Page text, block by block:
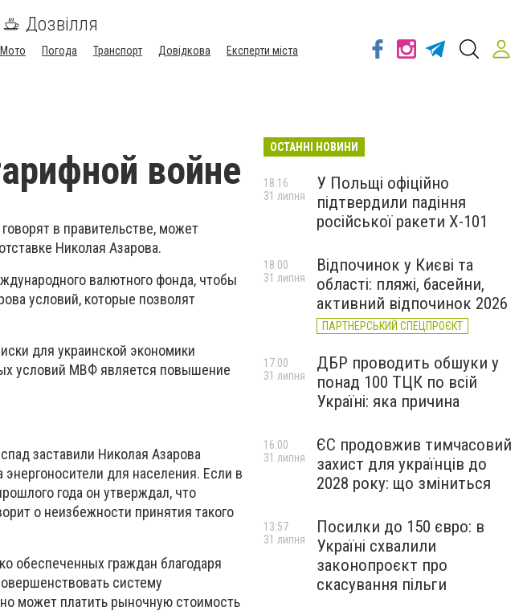
Дозвілля
Погода Транспорт Довідкова
Експерти міста
войне
в правительстве, может
Николая Азарова.
валютного фонда, чтобы
условий, которые позволят
для украинской экономики
условий МВФ является повышение
заставили Николая Азарова
для населения. Если в
года он утверждал, что
о неизбежности принятия такого
обеспеченных граждан благодаря
систему
может платить рыночную стоимость
ОСТАННІ НОВИНИ
У Польщі офіційно
підтвердили падіння
російської ракети Х-101
18:16
31 липня
Відпочинок у Києві та
області: пляжі, басейни,
активний відпочинок 2026
ПАРТНЕРСЬКИЙ СПЕЦПРОЄКТ
18:00
31 липня
ДБР проводить обшуки у
понад 100 ТЦК по всій
Україні: яка причина
17:00
31 липня
ЄС продовжив тимчасовий
захист для українців до
2028 року: що зміниться
16:00
31 липня
Посилки до 150 євро: в
Україні схвалили
законопроєкт про
скасування пільги
13:57
31 липня